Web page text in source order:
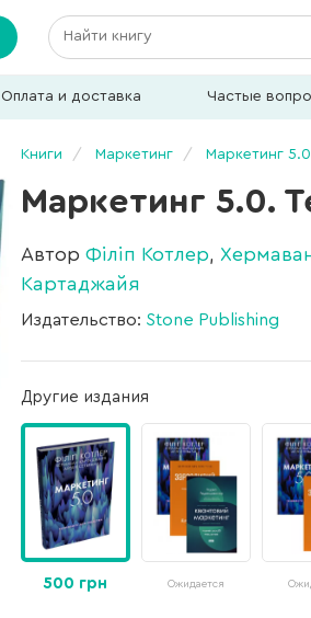
Оплата и доставка Частые
Книги Маркетинг Маркетинг
Маркетинг 5.0.
Автор Філіп Котлер,
Картаджайя
Издательство: Stone Publishing
Другие издания
500 грн Ожидается